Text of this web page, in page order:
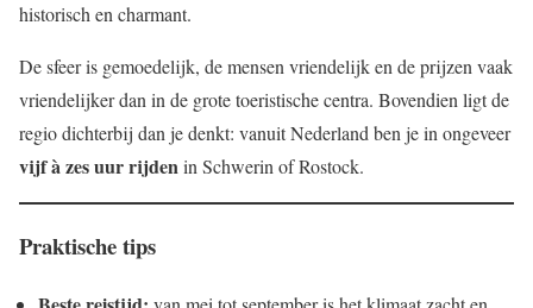
historisch en charmant.
De sfeer is gemoedelijk, de mensen vriendelijk en de prijzen vaak
vriendelijker dan in de grote toeristische centra. Bovendien ligt de
regio dichterbij dan je denkt: vanuit Nederland ben je in ongeveer
vijf à zes uur rijdenin Schwerin of Rostock.
Praktische tips